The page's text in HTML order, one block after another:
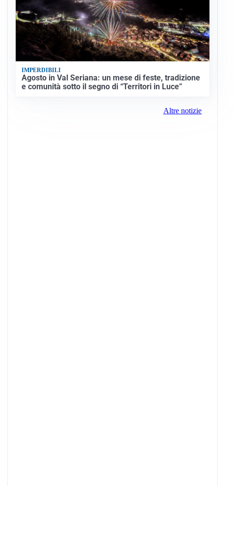
IMPERDIBILI
Agosto in Val Seriana: un mese di feste, tradizione
e comunità sotto il segno di “Territori in Luce”
Altre notizie